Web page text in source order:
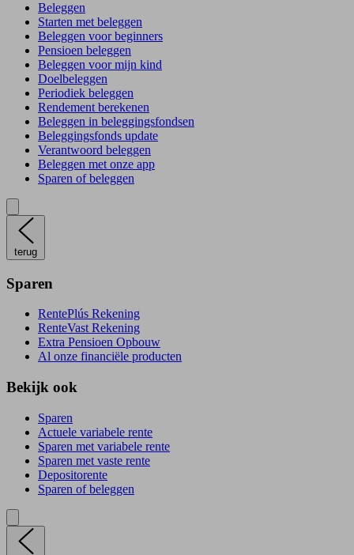
Beleggen
Starten met beleggen
Beleggen voor beginners
Pensioen beleggen
Beleggen voor mijn kind
Doelbeleggen
Periodiek beleggen
Rendement berekenen
Beleggen in beleggingsfondsen
Beleggingsfonds update
Verantwoord beleggen
Beleggen met onze app
Sparen of beleggen
terug
Sparen
RentePlús Rekening
RenteVast Rekening
Extra Pensioen Opbouw
Al onze financiële producten
Bekijk ook
Sparen
Actuele variabele rente
Sparen met variabele rente
Sparen met vaste rente
Depositorente
Sparen of beleggen